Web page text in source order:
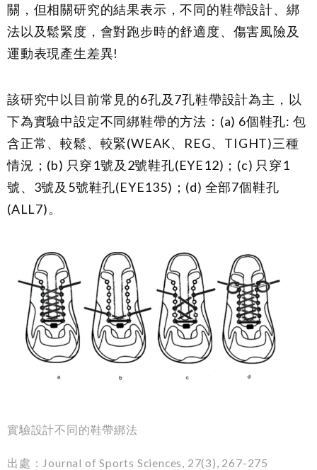
關，但相關研究的結果表示，不同的鞋帶設計、綁
法以及鬆緊度，會對跑步時的舒適度、傷害風險及
運動表現產生差異!
該研究中以目前常見的6孔及7孔鞋帶設計為主，以
下為實驗中設定不同綁鞋帶的方法： (a) 6個鞋孔: 包
含正常、較鬆、較緊(WEAK、 REG、 TIGHT)三種
情況； (b) 只穿1號及 2號鞋孔(EYE12) ； (c) 只穿1
號、 3號及 5號鞋孔(EYE135) ； (d) 全部7個鞋孔
(ALL7)。
實驗設計不同的鞋帶綁法
出處：Journal of Sports Sciences, 27(3), 267-275